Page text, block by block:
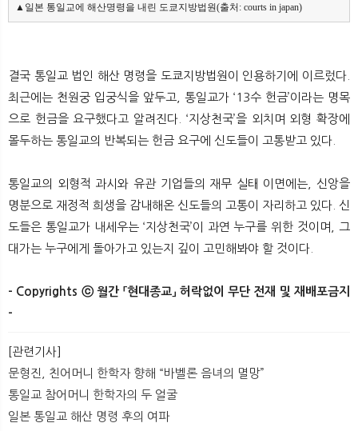
▲일본 통일교에 해산명령을 내린 도쿄지방법원(출처: courts in japan)
결국 통일교 법인 해산 명령을 도쿄지방법원이 인용하기에 이르렀다.
최근에는 천원궁 입궁식을 앞두고, 통일교가 ‘13수 헌금’이라는 명목
으로 헌금을 요구했다고 알려진다. ‘지상천국’을 외치며 외형 확장에
몰두하는 통일교의 반복되는 헌금 요구에 신도들이 고통받고 있다.
통일교의 외형적 과시와 유관 기업들의 재무 실태 이면에는, 신앙을
명분으로 재정적 희생을 감내해온 신도들의 고통이 자리하고 있다. 신
도들은 통일교가 내세우는 ‘지상천국’이 과연 누구를 위한 것이며, 그
대가는 누구에게 돌아가고 있는지 깊이 고민해봐야 할 것이다.​
- Copyrights ⓒ 월간 「현대종교」 허락없이 무단 전재 및 재배포금지
-
[관련기사]
문형진, 친어머니 한학자 향해 “바벨론 음녀의 멸망”
통일교 참어머니 한학자의 두 얼굴
일본 통일교 해산 명령 후의 여파